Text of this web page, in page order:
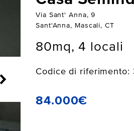
Via Sant' Anna, 9
Sant'Anna, Mascali, CT
80mq, 4 locali
Codice di riferimento:
84.000€